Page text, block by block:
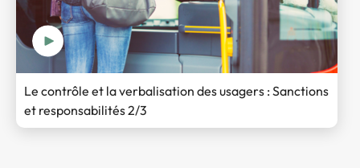
Le contrôle et la verbalisation des usagers : Sanctions
et responsabilités 2/3